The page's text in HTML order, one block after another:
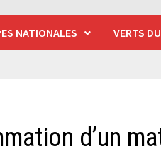
NATIONALES VERTS
d’un